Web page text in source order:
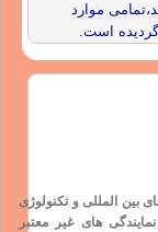
موارد
است.
بین المللی وتکنولوژی
های غیر معتبر